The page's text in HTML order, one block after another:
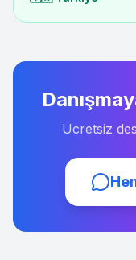
Ücretsiz